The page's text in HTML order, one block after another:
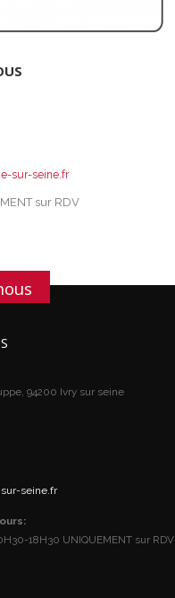
sur-seine.fr
sur RDV
94200 Ivry sur seine
seine.fr
18H30 UNIQUEMENT sur RDV